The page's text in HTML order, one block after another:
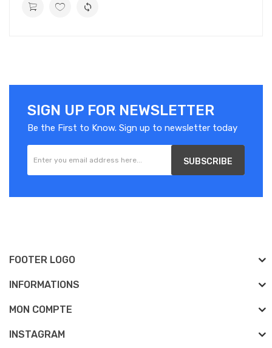
SIGN UP FOR NEWSLETTER
Be the First to Know. Sign up to newsletter today
SUBSCRIBE
FOOTER LOGO
INFORMATIONS
MON COMPTE
INSTAGRAM